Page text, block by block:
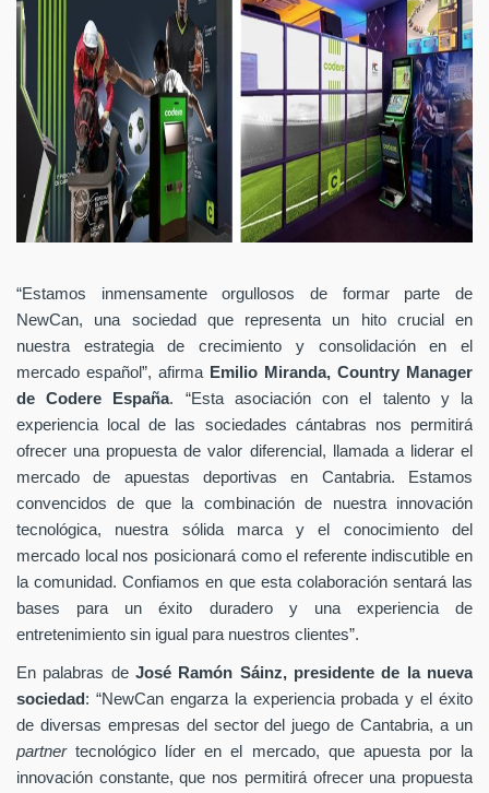
“Estamos inmensamente orgullosos de formar parte de
NewCan, una sociedad que representa un hito crucial en
nuestra estrategia de crecimiento y consolidación en el
mercado español”, afirma Emilio Miranda, Country Manager
de Codere España. “Esta asociación con el talento y la
experiencia local de las sociedades cántabras nos permitirá
ofrecer una propuesta de valor diferencial, llamada a liderar el
mercado de apuestas deportivas en Cantabria. Estamos
convencidos de que la combinación de nuestra innovación
tecnológica, nuestra sólida marca y el conocimiento del
mercado local nos posicionará como el referente indiscutible en
la comunidad. Confiamos en que esta colaboración sentará las
bases para un éxito duradero y una experiencia de
entretenimiento sin igual para nuestros clientes”.
En palabras de José Ramón Sáinz, presidente de la nueva
sociedad : “NewCan engarza la experiencia probada y el éxito
de diversas empresas del sector del juego de Cantabria, a un
partnertecnológico líder en el mercado, que apuesta por la
innovación constante, que nos permitirá ofrecer una propuesta